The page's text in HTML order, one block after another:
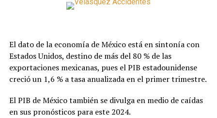
El dato de la economía de México está en sintonía con
Estados Unidos, destino de más del 80 % de las
exportaciones mexicanas, pues el PIB estadounidense
creció un 1,6 % a tasa anualizada en el primer trimestre.
El PIB de México también se divulga en medio de caídas
en sus pronósticos para este 2024.